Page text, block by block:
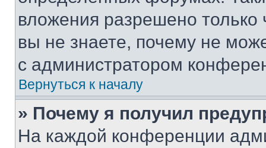
вложения разрешено
вы не знаете, почему не
с администратором
Вернуться к началу
» Почему я получил
На каждой конференции